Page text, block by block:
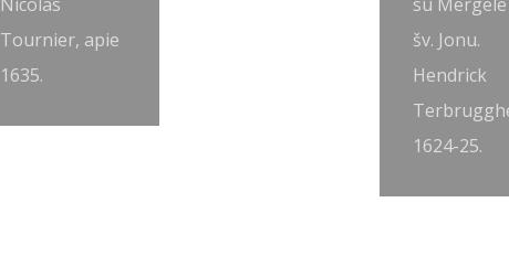
Tournier, apie
1635.
šv. Jonu.
Hendrick
1624-25.